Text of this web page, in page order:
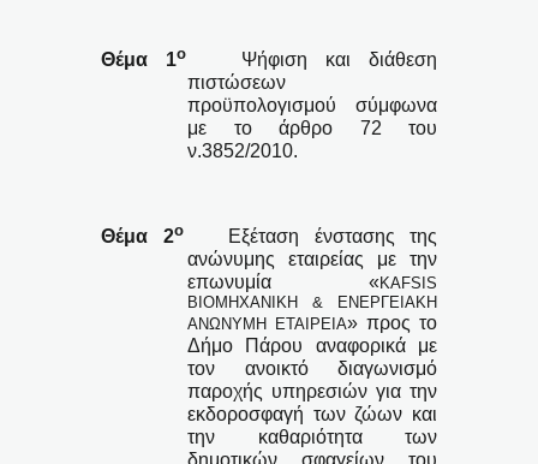
Θέμα 1ο
Ψήφιση και διάθεση
πιστώσεων
προϋπολογισμού σύμφωνα
με το άρθρο 72 του
ν.3852/2010.
Θέμα 2ο
Εξέταση ένστασης της
ανώνυμης εταιρείας με την
επωνυμία « KAFSIS
ΒΙΟΜΗΧΑΝΙΚΗ & ΕΝΕΡΓΕΙΑΚΗ
ΑΝΩΝΥΜΗ ΕΤΑΙΡΕΙΑ» προς το
Δήμο Πάρου αναφορικά με
τον ανοικτό διαγωνισμό
παροχής υπηρεσιών για την
εκδοροσφαγή των ζώων και
την καθαριότητα των
δημοτικών σφαγείων του